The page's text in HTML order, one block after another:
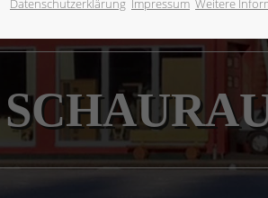
Datenschutzerklärung Impressum Weitere